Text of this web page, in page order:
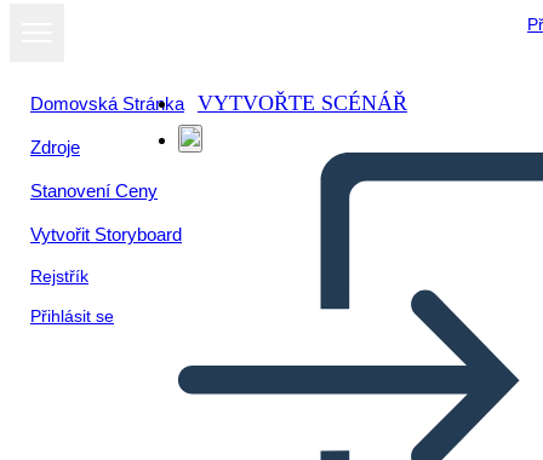
Domovská Stránka
Zdroje
Stanovení Ceny
Vytvořit Storyboard
Rejstřík
Přihlásit se
VYTVOŘTE SCÉNÁŘ
Zobrazit jako
prezentaci